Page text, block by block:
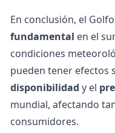
En conclusión, el
fundamental en el
condiciones
pueden tener efectos
disponibilidad y el
mundial, afectando
consumidores.